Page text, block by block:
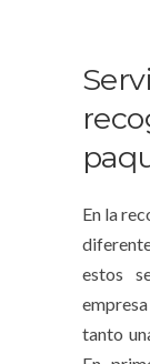
En la
estos
tanto